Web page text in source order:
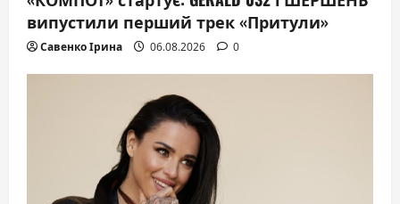
n
випустили перший трек «Притули»
Савенко Ірина 06.08.2026 0